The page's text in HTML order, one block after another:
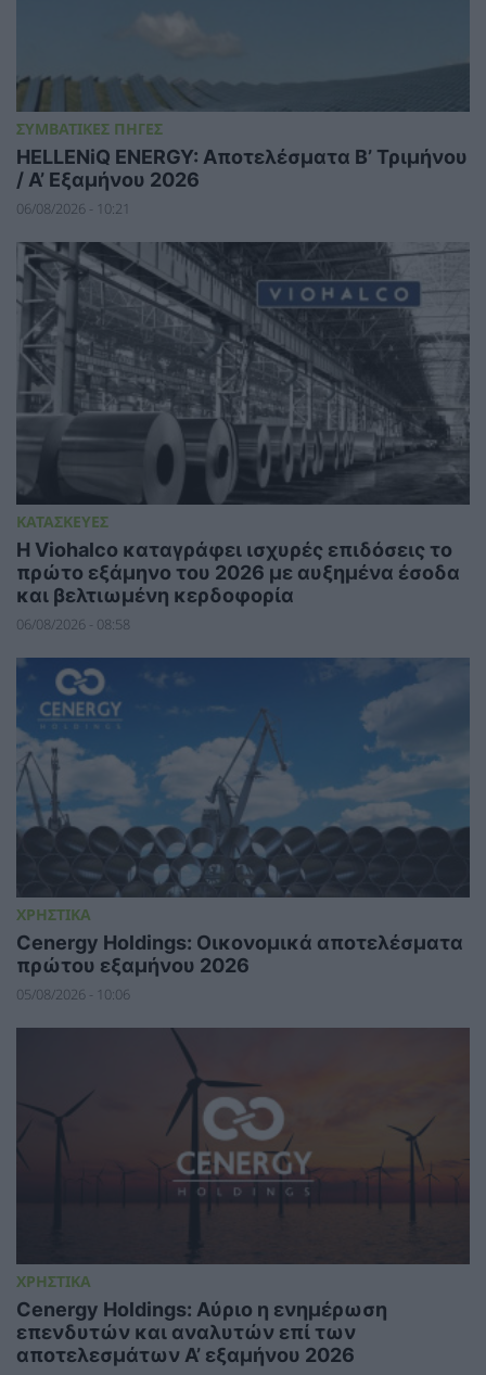
ΣΥΜΒΑΤΙΚΕΣ ΠΗΓΕΣ
HELLENiQ ENERGY: Αποτελέσματα Β’ Τριμήνου
/ Α’ Εξαμήνου 2026
06/08/2026 - 10:21
ΚΑΤΑΣΚΕΥΕΣ
Η Viohalco καταγράφει ισχυρές επιδόσεις το
πρώτο εξάμηνο του 2026 με αυξημένα έσοδα
και βελτιωμένη κερδοφορία
06/08/2026 - 08:58
ΧΡΗΣΤΙΚΑ
Cenergy Holdings: Οικονομικά αποτελέσματα
πρώτου εξαμήνου 2026
05/08/2026 - 10:06
ΧΡΗΣΤΙΚΑ
Cenergy Holdings: Αύριο η ενημέρωση
επενδυτών και αναλυτών επί των
αποτελεσμάτων A’ εξαμήνου 2026